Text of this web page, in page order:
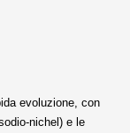
evoluzione, con
nichel) e le